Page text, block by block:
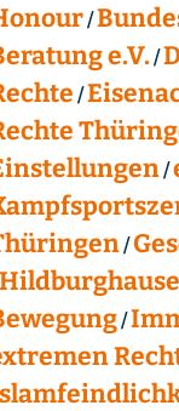
e.V.